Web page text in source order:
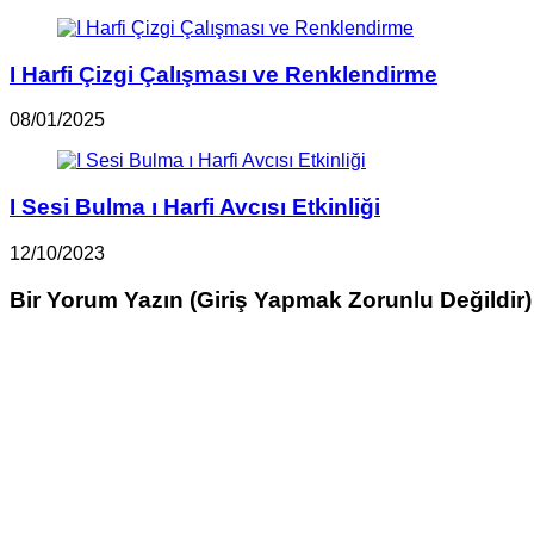
I Harfi Çizgi Çalışması ve Renklendirme
08/01/2025
I Sesi Bulma ı Harfi Avcısı Etkinliği
12/10/2023
Bir Yorum Yazın (Giriş Yapmak Zorunlu Değildir)